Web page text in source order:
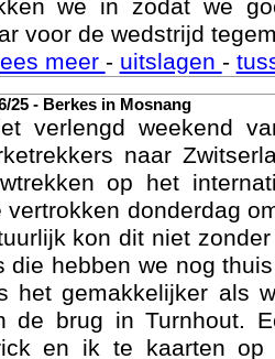
we in zodat we
voor de wedstrijd
meer-uitslagen-
25 - Berkes in Mosnang
verlengd weekend
naar
op het
vertrokken donderdag
kon dit niet
die hebben we nog
het gemakkelijker als
de brug in Turnhout.